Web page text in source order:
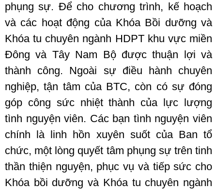
phụng sự. Để cho chương trình, kế hoạch
và các hoạt động của Khóa Bồi dưỡng và
Khóa tu chuyên ngành HDPT khu vực miền
Đông và Tây Nam Bộ được thuận lợi và
thành công. Ngoài sự điều hành chuyên
nghiệp, tận tâm của BTC, còn có sự đóng
góp công sức nhiệt thành của lực lượng
tình nguyện viên. Các bạn tình nguyện viên
chính là linh hồn xuyên suốt của Ban tổ
chức, một lòng quyết tâm phụng sự trên tinh
thần thiện nguyện, phục vụ và tiếp sức cho
Khóa bồi dưỡng và Khóa tu chuyên ngành